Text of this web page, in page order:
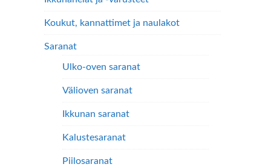
Koukut, kannattimet ja naulakot
Saranat
Ulko-oven saranat
Välioven saranat
Ikkunan saranat
Kalustesaranat
Piilosaranat